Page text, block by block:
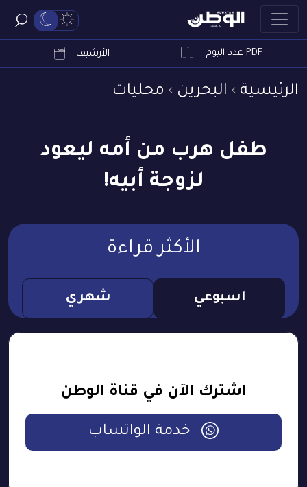
PDF عدد اليوم الأرشيف
الرئيسية البحرين محليات
طفل هرب من أمه ليعود
لزوجة أبيه!
الأكثر قراءة
اسبوعي شهري
اشترك الآن في قناة الوطن
خدمة الواتساب